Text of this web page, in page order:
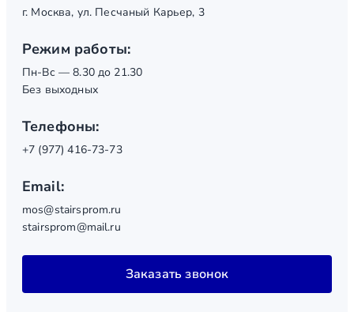
г. Москва, ул. Песчаный Карьер, 3
Режим работы:
Пн-Вс — 8.30 до 21.30
Без выходных
Телефоны:
+7 (977) 416-73-73
Email:
mos@stairsprom.ru
stairsprom@mail.ru
Заказать звонок